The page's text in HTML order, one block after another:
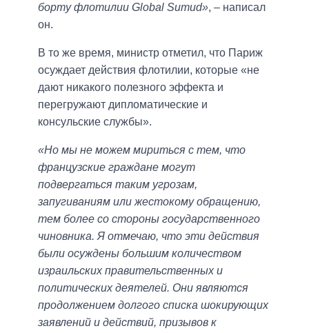
борту флотилии Global Sumud», – написал
он.
В то же время, министр отметил, что Париж
осуждает действия флотилии, которые «не
дают никакого полезного эффекта и
перегружают дипломатические и
консульские службы».
«Но мы не можем мириться с тем, что
французские граждане могут
подвергаться таким угрозам,
запугиваниям или жестокому обращению,
тем более со стороны государственного
чиновника. Я отмечаю, что эти действия
были осуждены большим количеством
израильских правительственных и
политических деятелей. Они являются
продолжением долгого списка шокирующих
заявлений и действий, призывов к